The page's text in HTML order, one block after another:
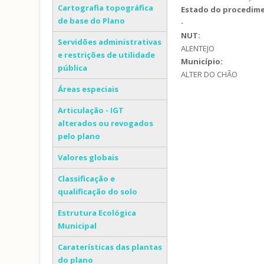
Cartografia topográfica
de base do Plano
Servidões administrativas
e restrições de utilidade
pública
Áreas especiais
Articulação - IGT
alterados ou revogados
pelo plano
Valores globais
Classificação e
qualificação do solo
Estrutura Ecológica
Municipal
Caraterísticas das plantas
do plano
Estado do
-
NUT:
ALENTEJO
Município:
ALTER DO CHÃO